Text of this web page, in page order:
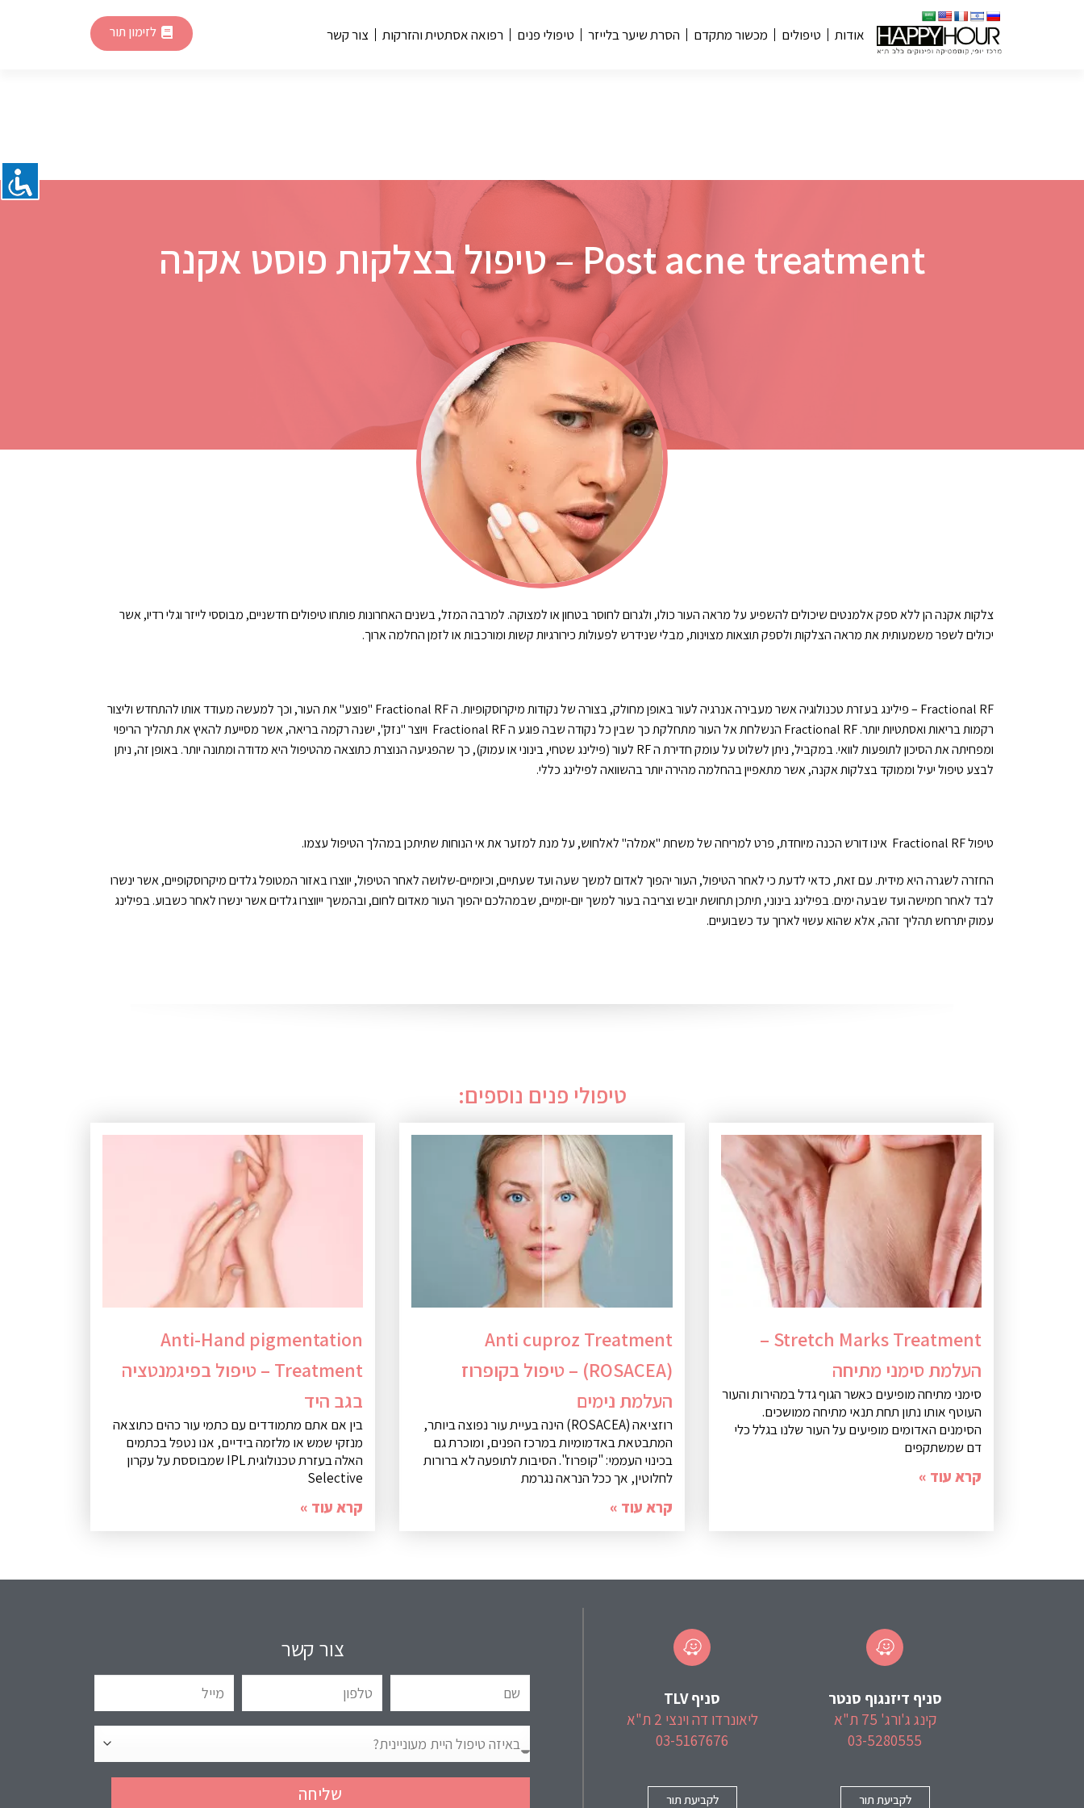
אודות טיפולים מכשור מתקדם הסרת שיער בלייזר טיפולי פנים רפואה אסתטית והזרקות צור קשר לזימון תור
Post acne treatment – טיפול בצלקות פוסט אקנה
צלקות אקנה הן ללא ספק אלמנטים שיכולים להשפיע על מראה העור כולו, ולגרום לחוסר בטחון או למצוקה. למרבה המזל, בשנים האחרונות פותחו טיפולים חדשניים, מבוססי לייזר וגלי רדיו, אשר
יכולים לשפר משמעותית את מראה הצלקות ולספק תוצאות מצוינות, מבלי שנידרש לפעולות כירורגיות קשות ומורכבות או לזמן החלמה ארוך.
Fractional RF – פילינג בעזרת טכנולוגיה אשר מעבירה אנרגיה לעור באופן מחולק, בצורה של נקודות מיקרוסקופיות. ה Fractional RF "פוצע" את העור, וכך למעשה מעודד אותו להתחדש וליצור
רקמות בריאות ואסתטיות יותר. Fractional RF הנשלחת אל העור מתחלקת כך שבין כל נקודה שבה פוגע ה Fractional RF ויוצר "נזק", ישנה רקמה בריאה, אשר מסייעת להאיץ את תהליך הריפוי
ומפחיתה את הסיכון לתופעות לוואי. במקביל, ניתן לשלוט על עומק חדירת ה RF לעור (פילינג שטחי, בינוני או עמוק), כך שהפגיעה הנוצרת כתוצאה מהטיפול היא מדודה ומתונה יותר. באופן זה, ניתן
לבצע טיפול יעיל וממוקד בצלקות אקנה, אשר מתאפיין בהחלמה מהירה יותר בהשוואה לפילינג כללי.
טיפול Fractional RF אינו דורש הכנה מיוחדת, פרט למריחה של משחת "אמלה" לאלחוש, על מנת למזער את אי הנוחות שתיתכן במהלך הטיפול עצמו.
החזרה לשגרה היא מידית. עם זאת, כדאי לדעת כי לאחר הטיפול, העור יהפוך לאדום למשך שעה ועד שעתיים, וכיומיים-שלושה לאחר הטיפול, יווצרו באזור המטופל גלדים מיקרוסקופיים, אשר ינשרו
לבד לאחר חמישה ועד שבעה ימים. בפילינג בינוני, תיתכן תחושת יובש וצריבה בעור למשך יום-יומיים, שבמהלכם יהפוך העור מאדום לחום, ובהמשך ייווצרו גלדים אשר ינשרו לאחר כשבוע. בפילינג
עמוק יתרחש תהליך זהה, אלא שהוא עשוי לארוך עד כשבועיים.
טיפולי פנים נוספים:
Stretch Marks Treatment –
העלמת סימני מתיחה
סימני מתיחה מופיעים כאשר הגוף גדל במהירות והעור
העוטף אותו נתון תחת תנאי מתיחה ממושכים.
הסימנים האדומים מופיעים על העור שלנו בגלל כלי
דם שמשתקפים
קרא עוד »
Anti cuproz Treatment
(ROSACEA) – טיפול בקופרוז
העלמת נימים
רוזציאה (ROSACEA) הינה בעיית עור נפוצה ביותר,
המתבטאת באדמומיות במרכז הפנים, ומוכרת גם
בכינוי העממי: "קופרוז". הסיבות לתופעה לא ברורות
לחלוטין, אך ככל הנראה נגרמת
קרא עוד »
Anti-Hand pigmentation
Treatment – טיפול בפיגמנטציה
בגב היד
בין אם אתם מתמודדים עם כתמי עור כהים כתוצאה
מנזקי שמש או מלזמה בידיים, אנו נטפל בכתמים
האלה בעזרת טכנולוגית IPL שמבוססת על עקרון
Selective
קרא עוד »
סניף דיזנגוף סנטר
קינג ג'ורג' 75 ת"א
03-5280555
לקביעת תור
סניף TLV
ליאונרדו דה וינצי 2 ת"א
03-5167676
לקביעת תור
צור קשר
שליחה